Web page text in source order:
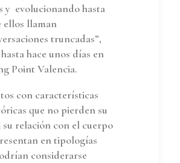
y evolucionando hasta
ellos llaman
truncadas”,
hace unos días en
Point Valencia.
con características
que no pierden su
su relación con el cuerpo
en tipologías
considerarse